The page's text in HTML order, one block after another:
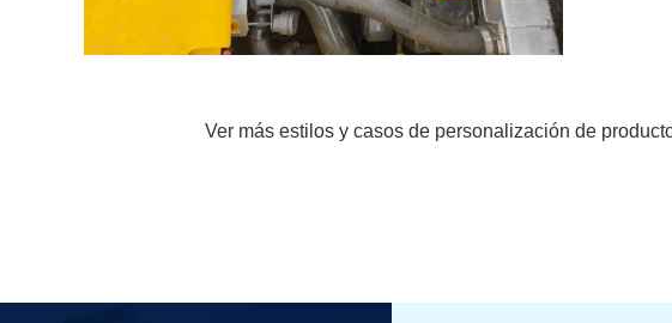
Ver más estilos y casos de personalización de